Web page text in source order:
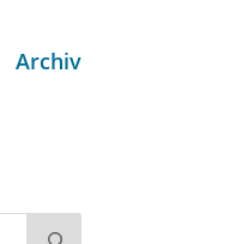
Archiv